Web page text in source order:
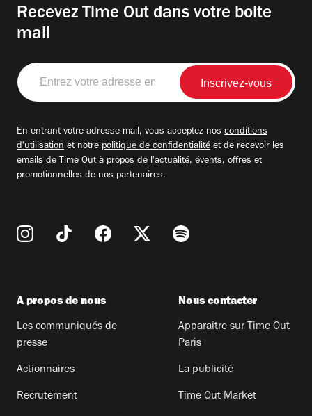
Recevez Time Out dans votre boite
mail
Entrez
votre
adresse
En entrant votre adresse mail, vous acceptez nos conditions
d'utilisation et notre politique de confidentialité et de recevoir les
emails de Time Out à propos de l'actualité, évents, offres et
promotionnelles de nos partenaires.
A propos de nous
Les communiqués de
presse
Actionnaires
Recrutement
Nous contacter
Apparaitre sur Time Out
Paris
La publicité
Time Out Market